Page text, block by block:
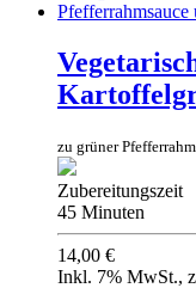
zu grüner
Zubereitungszeit
45 Minuten
14,00 €
Inkl. 7% MwSt.,